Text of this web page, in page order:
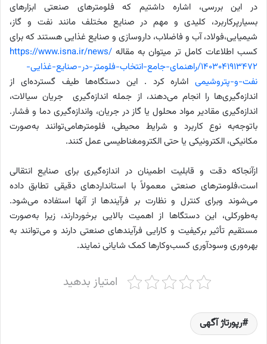
در این بررسی، اشاره داشتیم که فلومترهای صنعتی ابزارهای
بسیارپرکاربرد، کلیدی و مهم در صنایع مختلف مانند نفت و گاز،
شیمیایی،فولاد، آب و فاضلاب، داروسازی و صنایع غذایی هستند که برای
کسب اطلاعات کامل تر میتوان به مقاله https://www.isna.ir/news/
۱۴۰۳۰۴۱۹۱۳۴۷۲/راهنمای-جامع-انتخاب-فلومتر-در-صنایع-غذایی-
نفت-و-پتروشیمی اشاره کرد . این دستگاه‌ها طیف گسترده‌ای از
اندازه‌گیری‌ها را انجام می‌دهند، از جمله اندازه‌گیری جریان سیالات،
اندازه‌گیری مقادیر مواد محلول یا گاز در جریان، واندازه‌گیری دما و فشار.
باتوجه‌به نوع کاربرد و شرایط محیطی، فلومترهامی‌توانند به‌صورت
مکانیکی، الکترونیکی یا حتی الکترومغناطیسی عمل کنند.
ازآنجاکه دقت و قابلیت اطمینان در اندازه‌گیری برای صنایع انتقالی
است،فلومترهای صنعتی معمولاً با استانداردهای دقیقی تطابق داده
می‌شوند وبرای کنترل و نظارت بر فرآیندها از آنها استفاده می‌شود.
به‌طورکلی، این دستگا‌ها از اهمیت بالایی برخوردارند، زیرا به‌صورت
مستقیم تأثیر برکیفیت و کارایی فرآیندهای صنعتی دارند و می‌توانند به
بهره‌وری وسودآوری کسب‌وکارها کمک شایانی نمایند.
امتیاز بدهید
رپورتاژ آگهی